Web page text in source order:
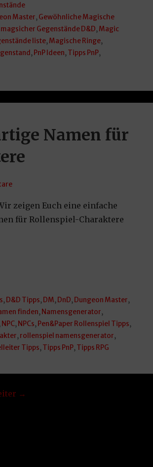
Master, Gewöhnliche Magische
magsicher Gegenstände D&D, Magic
liste, Magische Ringe,
, PnP Ideen, Tipps PnP,
Namen für
zeigen Euch eine einfache
für Rollenspiel-Charaktere
, D&D Tipps, DM, DnD, Dungeon Master,
finden, Namensgenerator,
NPC, NPCs, Pen&Paper Rollenspiel Tipps,
, rollenspiel namensgenerator,
Tipps, Tipps PnP, Tipps RPG
→